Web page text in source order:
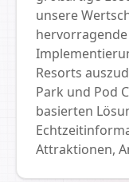
unsere
Resorts
Park und Pod
basierten
Attraktionen,